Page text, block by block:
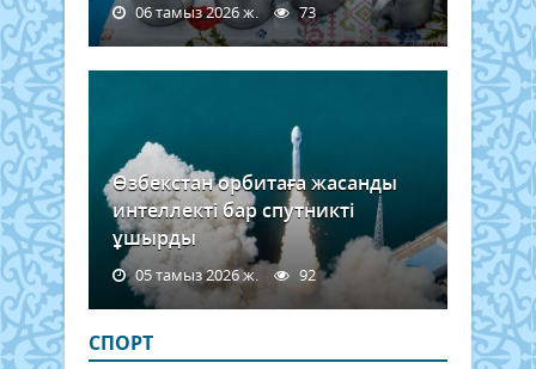
06 тамыз 2026 ж. 73
Өзбекстан орбитаға жасанды
интеллекті бар спутникті
ұшырды
05 тамыз 2026 ж. 92
СПОРТ